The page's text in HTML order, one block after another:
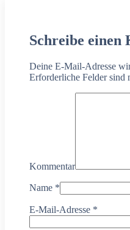
Schreibe einen
Deine E-Mail-Adresse
Erforderliche Felder sind
Kommentar
Name *
E-Mail-Adresse *